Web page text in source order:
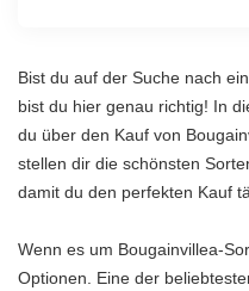
Bist du auf der Suche nach
bist du hier genau richtig! In
du über den Kauf von
stellen dir die schönsten
damit du den perfekten Kauf
Wenn es um Bougainvillea-
Optionen. Eine der